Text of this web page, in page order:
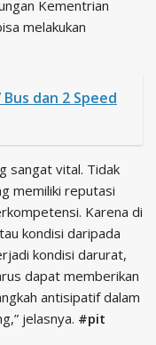
Kementrian
melakukan
dan 2 Speed
sangat vital. Tidak
memiliki reputasi
Karena di
kondisi daripada
kondisi darurat,
dapat memberikan
antisipatif dalam
jelasnya. #pit